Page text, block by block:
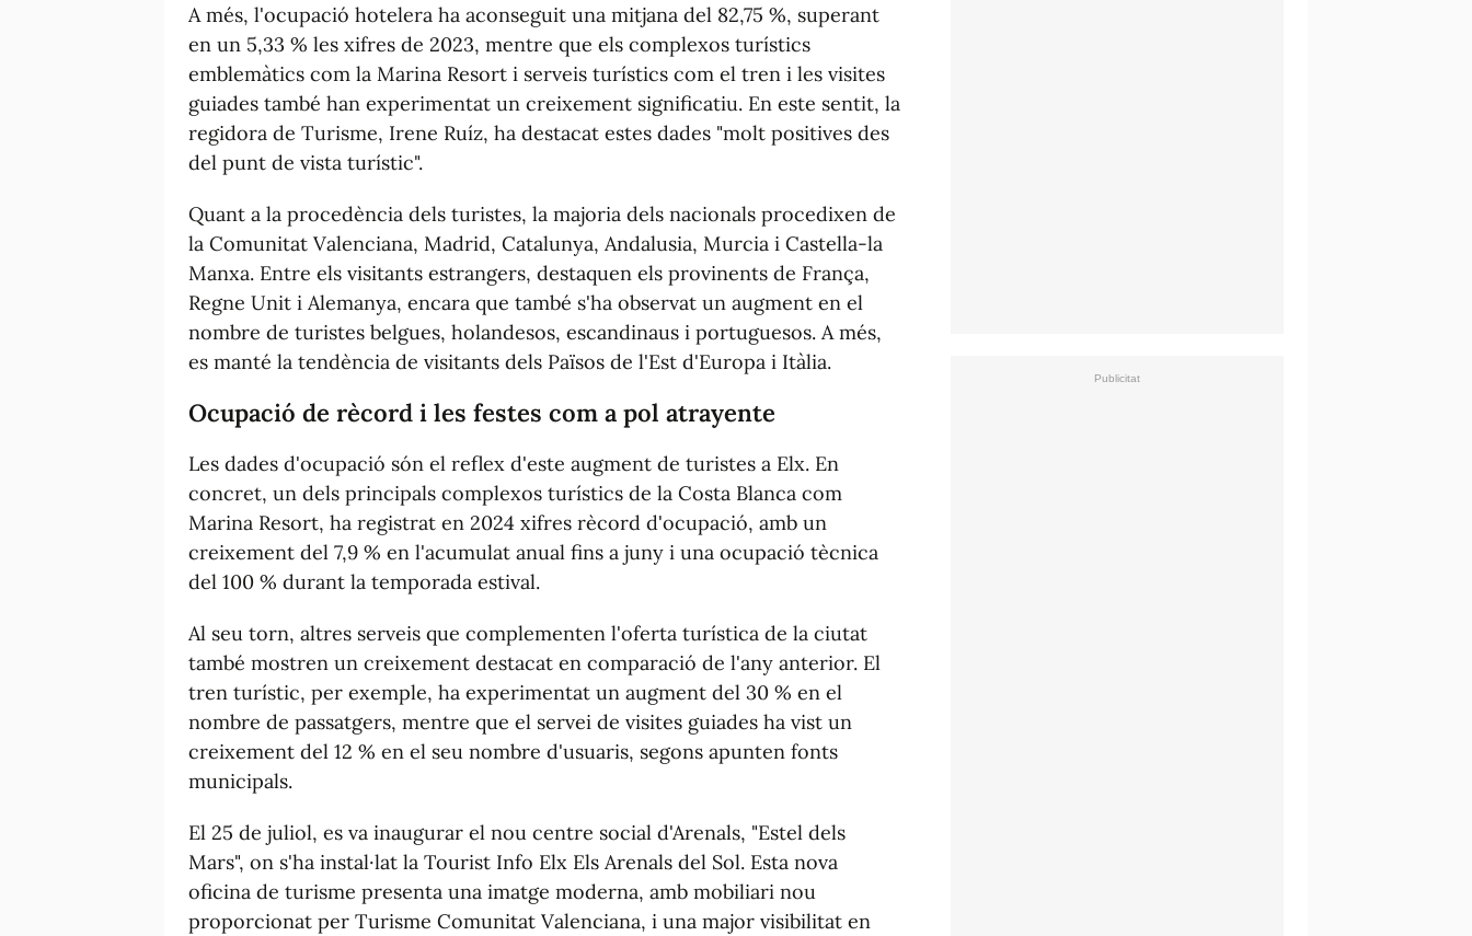
A més, l'ocupació hotelera ha aconseguit una mitjana del 82,75 %, superant
en un 5,33 % les xifres de 2023, mentre que els complexos turístics
emblemàtics com la Marina Resort i serveis turístics com el tren i les visites
guiades també han experimentat un creixement significatiu. En este sentit, la
regidora de Turisme, Irene Ruíz, ha destacat estes dades "molt positives des
del punt de vista turístic".
Quant a la procedència dels turistes, la majoria dels nacionals procedixen de
la Comunitat Valenciana, Madrid, Catalunya, Andalusia, Murcia i Castella-la
Manxa. Entre els visitants estrangers, destaquen els provinents de França,
Regne Unit i Alemanya, encara que també s'ha observat un augment en el
nombre de turistes belgues, holandesos, escandinaus i portuguesos. A més,
es manté la tendència de visitants dels Països de l'Est d'Europa i Itàlia.
Ocupació de rècord i les festes com a pol atrayente
Les dades d'ocupació són el reflex d'este augment de turistes a Elx. En
concret, un dels principals complexos turístics de la Costa Blanca com
Marina Resort, ha registrat en 2024 xifres rècord d'ocupació, amb un
creixement del 7,9 % en l'acumulat anual fins a juny i una ocupació tècnica
del 100 % durant la temporada estival.
Al seu torn, altres serveis que complementen l'oferta turística de la ciutat
també mostren un creixement destacat en comparació de l'any anterior. El
tren turístic, per exemple, ha experimentat un augment del 30 % en el
nombre de passatgers, mentre que el servei de visites guiades ha vist un
creixement del 12 % en el seu nombre d'usuaris, segons apunten fonts
municipals.
El 25 de juliol, es va inaugurar el nou centre social d'Arenals, "Estel dels
Mars", on s'ha instal·lat la Tourist Info Elx Els Arenals del Sol. Esta nova
oficina de turisme presenta una imatge moderna, amb mobiliari nou
proporcionat per Turisme Comunitat Valenciana, i una major visibilitat en